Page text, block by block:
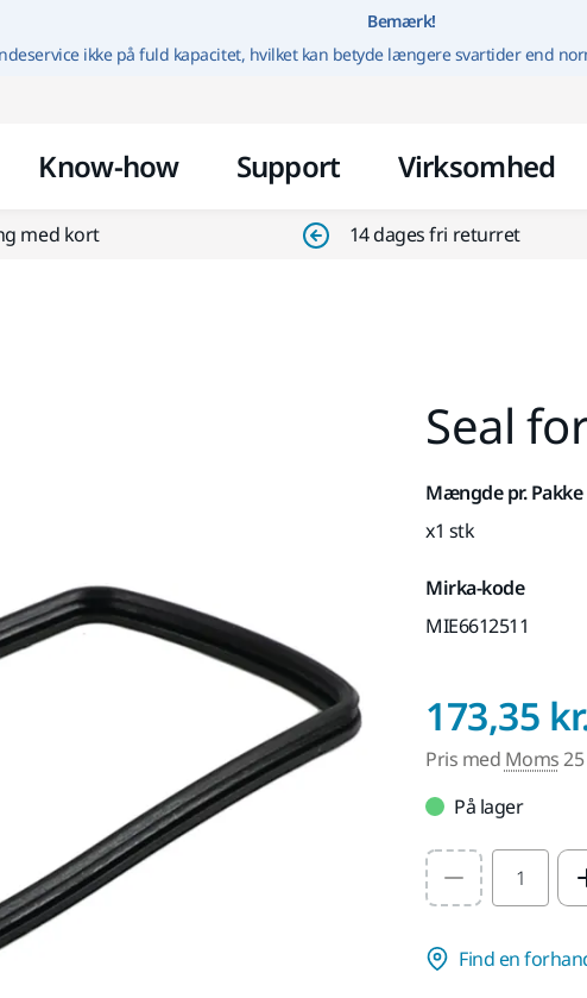
Gå til indhold
Bemærk!
ikke på fuld kapacitet, hvilket kan betyde længere svartider end
Know-how Support Virksomhed
med kort 14 dages fri returret
Seal
Mængde pr. Pakke
x1 stk
Mirka-kode
MIE6612511
173,35
Pris med Moms
På lager
Select quantity value
Find en